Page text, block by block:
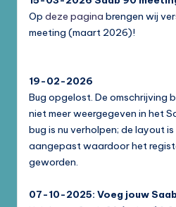
Op deze pagina brengen wij
meeting (maart 2026)!
19-02-2026
Bug opgelost. De omschrijving
niet meer weergegeven in het
bug is nu verholpen; de layout
aangepast waardoor het
geworden.
07-10-2025: Voeg jouw